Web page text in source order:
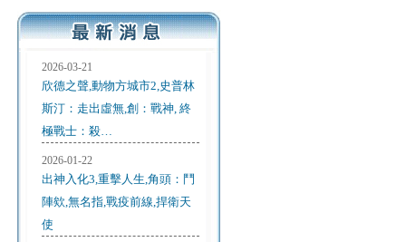
2026-03-21
欣德之聲,動物方城市2,史普林
斯汀：走出虛無,創：戰神, 終
極戰士：殺…
2026-01-22
出神入化3,重擊人生,角頭：鬥
陣欸,無名指,戰疫前線,捍衛天
使